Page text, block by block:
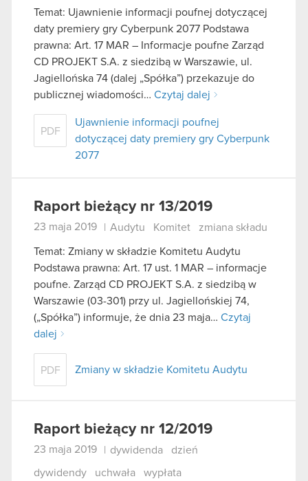
Temat: Ujawnienie informacji poufnej dotyczącej
daty premiery gry Cyberpunk 2077 Podstawa
prawna: Art. 17 MAR – Informacje poufne Zarząd
CD PROJEKT S.A. z siedzibą w Warszawie, ul.
Jagiellońska 74 (dalej „Spółka”) przekazuje do
publicznej wiadomości… Czytaj dalej
PDF
Ujawnienie informacji poufnej
dotyczącej daty premiery gry Cyberpunk
2077
Raport bieżący nr 13/2019
23 maja 2019 Audytu Komitet zmiana składu
Temat: Zmiany w składzie Komitetu Audytu
Podstawa prawna: Art. 17 ust. 1 MAR – informacje
poufne. Zarząd CD PROJEKT S.A. z siedzibą w
Warszawie (03-301) przy ul. Jagiellońskiej 74,
(„Spółka”) informuje, że dnia 23 maja… Czytaj
dalej
PDF Zmiany w składzie Komitetu Audytu
Raport bieżący nr 12/2019
23 maja 2019 | dywidenda dzień
dywidendy uchwała wypłata